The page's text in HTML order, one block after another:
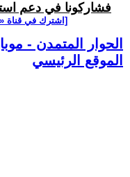
فشاركونا في دعم
[اشترك في قناة
الحوار المتمدن -
الموقع الرئيسي